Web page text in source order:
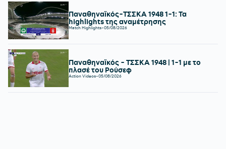
Παναθηναϊκός-ΤΣΣΚΑ 1948 1-1: Τα
highlights της αναμέτρησης
Match Highlights-05/08/2026
Παναθηναϊκός - ΤΣΣΚΑ 1948 | 1-1 με το
πλασέ του Ρούσεφ
Action Videos-05/08/2026